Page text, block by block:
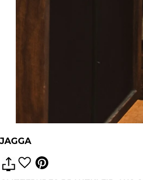
JAGGA